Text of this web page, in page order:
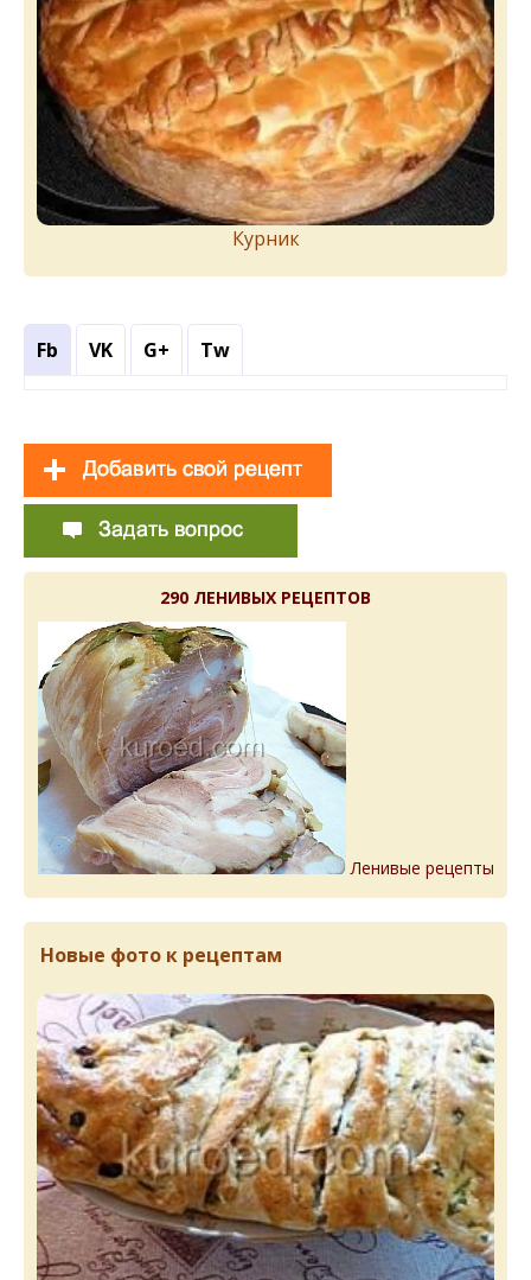
Курник
Fb VK G+ Tw
290 ЛЕНИВЫХ РЕЦЕПТОВ
Ленивые рецепты
Новые фото к рецептам